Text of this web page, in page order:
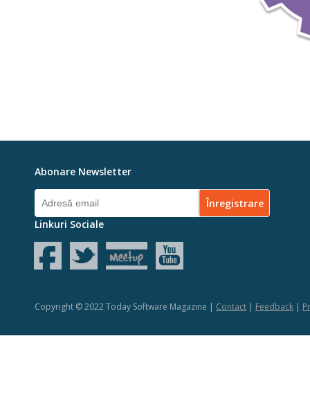
Abonare Newsletter
Linkuri Sociale
Copyright © 2022 Today Software Magazine | Contact | Feedback |